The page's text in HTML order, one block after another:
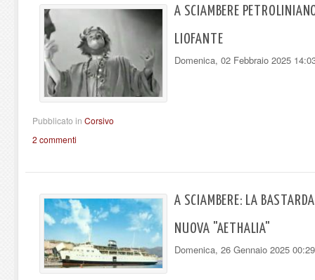
A SCIAMBERE
LIOFANTE
Domenica, 02 Febbraio 2025
Pubblicato in Corsivo
2 commenti
A SCIAMBERE: LA
NUOVA "AETHALIA"
Domenica, 26 Gennaio 2025 00:29